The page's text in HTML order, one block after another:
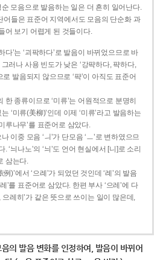
순 모음으로 발음하는 일은 더 흔히 일어난다.
어들은 표준어 지역에서도 모음의 단순화 과
어 보기 어렵게 된 것들이다.
’는 ‘괴팍하다’로 발음이 바뀌었으므로 바
그러나 사용 빈도가 낮은 ‘강퍅하다, 퍅하다,
로 발음되지 않으므로 ‘퍅’이 아직도 표준어
한 종류이므로 ‘미류’는 어원적으로 분명히
‘미류(美柳)’인데 이제 ‘미류’라고 발음하는
루나무’를 표준어로 삼았다.
이중 모음 ‘ㅢ’가 단모음 ‘ㅡ’로 변하였으므
. ‘늬나노’의 ‘늬’도 언어 현실에서 [니]로 소리
삼는다.
)’에서 ‘으례’가 되었던 것인데 ‘례’의 발음
’를 표준어로 삼았다. 한편 부사 ‘으레’에 다
으레히’가 같은 뜻으로 쓰이는 일이 많은데,
의 발음 변화를 인정하여, 발음이 바뀌어